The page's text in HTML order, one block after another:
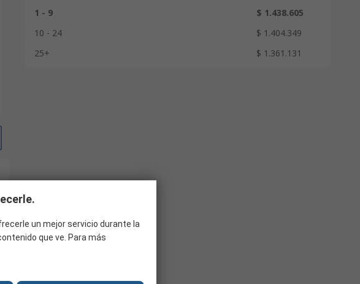
1 - 9
$ 1.438.605
10 - 24
$ 1.404.349
25+
$ 1.361.131
un mejor servicio durante la
que ve. Para más